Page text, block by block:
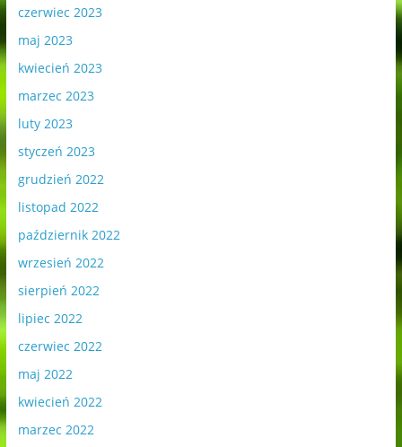
czerwiec 2023
maj 2023
kwiecień 2023
marzec 2023
luty 2023
styczeń 2023
grudzień 2022
listopad 2022
październik 2022
wrzesień 2022
sierpień 2022
lipiec 2022
czerwiec 2022
maj 2022
kwiecień 2022
marzec 2022